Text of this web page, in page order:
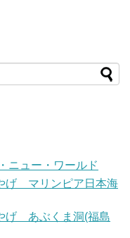
ニュー・ワールド
げ マリンピア日本海
げ あぶくま洞(福島